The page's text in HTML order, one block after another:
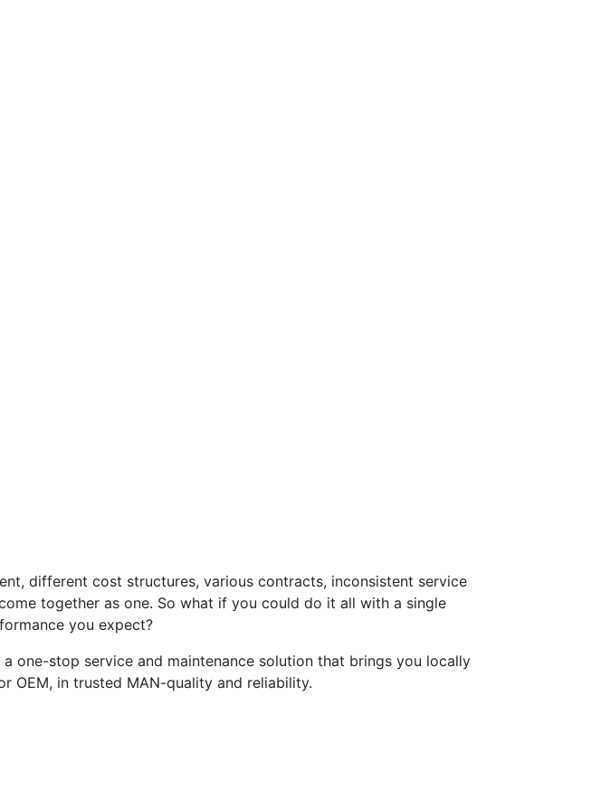
different cost structures, various contracts, inconsistent service
together as one. So what if you could do it all with a single
you expect?
one-stop service and maintenance solution that brings you locally
OEM, in trusted MAN-quality and reliability.